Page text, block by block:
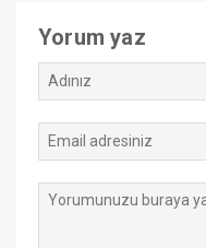
Yorum yaz